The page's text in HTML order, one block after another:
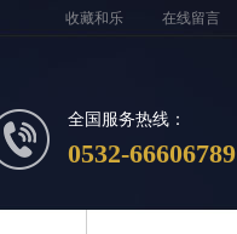
收藏和乐 在线留言
全国服务热线：
0532-66606789